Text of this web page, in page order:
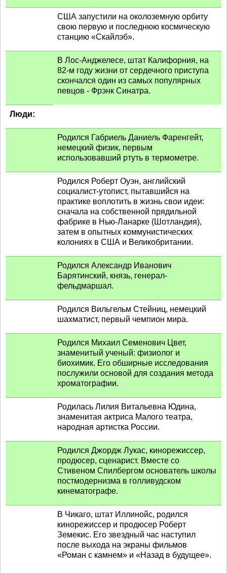
США запустили на околоземную орбиту
свою первую и последнюю космическую
станцию «Скайлэб».
В Лос-Анджелесе, штат Калифорния, на
82-м году жизни от сердечного приступа
скончался один из самых популярных
певцов - Фрэнк Синатра.
Люди:
Родился Габриель Даниель Фаренгейт,
немецкий физик, первым
использовавший ртуть в термометре.
Родился Роберт Оуэн, английский
социалист-утопист, пытавшийся на
практике воплотить в жизнь свои идеи:
сначала на собственной прядильной
фабрике в Нью-Ланарке (Шотландия),
затем в опытных коммунистических
колониях в США и Великобритании.
Родился Александр Иванович
Барятинский, князь, генерал-
фельдмаршал.
Родился Вильгельм Стейниц, немецкий
шахматист, первый чемпион мира.
Родился Михаил Семенович Цвет,
знаменитый ученый: физиолог и
биохимик. Его обширные исследования
послужили основой для создания метода
хроматографии.
Родилась Лилия Витальевна Юдина,
знаменитая актриса Малого театра,
народная артистка России.
Родился Джордж Лукас, кинорежиссер,
продюсер, сценарист. Вместе со
Стивеном Спилбергом основатель школы
постмодернизма в голливудском
кинематографе.
В Чикаго, штат Иллинойс, родился
кинорежиссер и продюсер Роберт
Земекис. Его звездный час наступил
после выхода на экраны фильмов
«Роман с камнем» и «Назад в будущее».